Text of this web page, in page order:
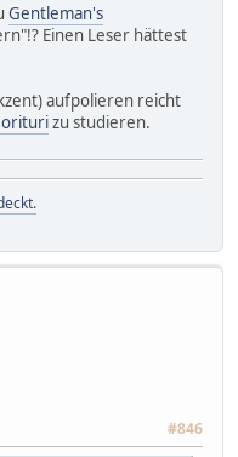
Gentleman's
Einen Leser hättest
aufpolieren reicht
zu studieren.
#846